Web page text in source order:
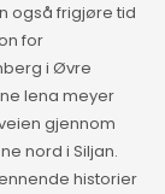
også frigjøre tid
for
i Øvre
lena meyer
gjennom
nord i Siljan.
historier